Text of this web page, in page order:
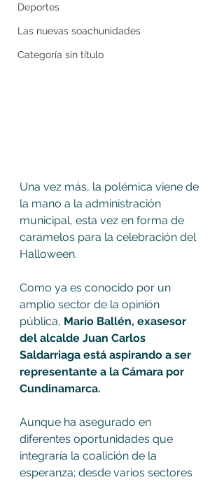
Deportes
Las nuevas soachunidades
Categoría sin título
Una vez más, la polémica viene de
la mano a la administración
municipal, esta vez en forma de
caramelos para la celebración del
Halloween.
Como ya es conocido por un
amplío sector de la opinión
pública, Mario Ballén, exasesor
del alcalde Juan Carlos
Saldarriaga está aspirando a ser
representante a la Cámara por
Cundinamarca.
Aunque ha asegurado en
diferentes oportunidades que
integraría la coalición de la
esperanza; desde varios sectores